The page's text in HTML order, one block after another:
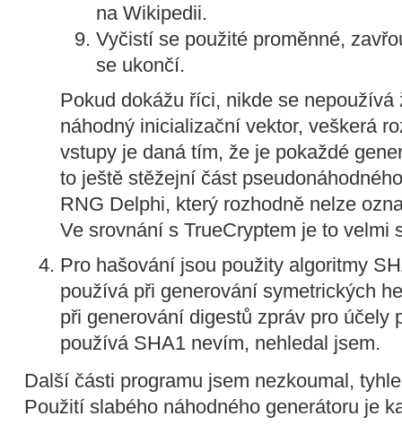
na Wikipedii.
Vyčistí se použité proměnné,
se ukončí.
Pokud dokážu říci, nikde se
náhodný inicializační vektor, veškerá
vstupy je daná tím, že je pokaždé
to ještě stěžejní část
RNG Delphi, který rozhodně nelze
Ve srovnání s TrueCryptem je to velmi
Pro hašování jsou použity algoritmy
používá při generování symetrických
při generování digestů zpráv pro účely
používá SHA1 nevím, nehledal jsem.
Další části programu jsem nezkoumal,
Použití slabého náhodného generátoru je